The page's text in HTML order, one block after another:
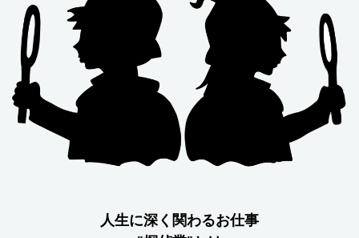
人生に深く関わるお仕事